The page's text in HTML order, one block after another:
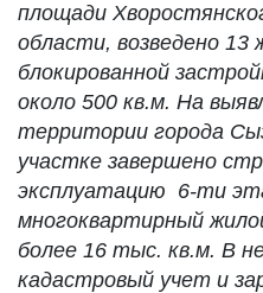
площади
области, возведено 13
блокированной
около 500 кв.м. На
территории города
участке завершено
эксплуатацию 6-ти
многоквартирный
более 16 тыс. кв.м. В
кадастровый учет и